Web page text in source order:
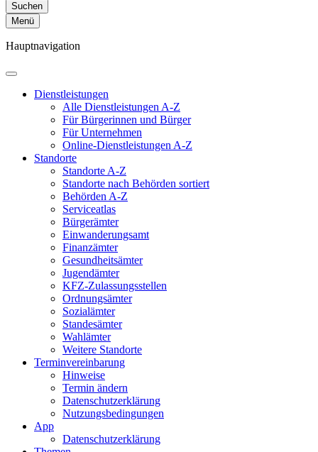
Suchen
Menü
Hauptnavigation
Dienst­leistungen
Alle Dienstleistungen A-Z
Für Bürgerinnen und Bürger
Für Unternehmen
Online-Dienstleistungen A-Z
Standorte
Standorte A-Z
Standorte nach Behörden sortiert
Behörden A-Z
Serviceatlas
Bürgerämter
Einwanderungs­amt
Finanzämter
Gesundheits­ämter
Jugendämter
KFZ-Zulassungs­stellen
Ordnungsämter
Sozialämter
Standesämter
Wahlämter
Weitere Standorte
Termin­vereinbarung
Hinweise
Termin ändern
Datenschutz­erklärung
Nutzungs­bedingungen
App
Daten­schutz­erklärung